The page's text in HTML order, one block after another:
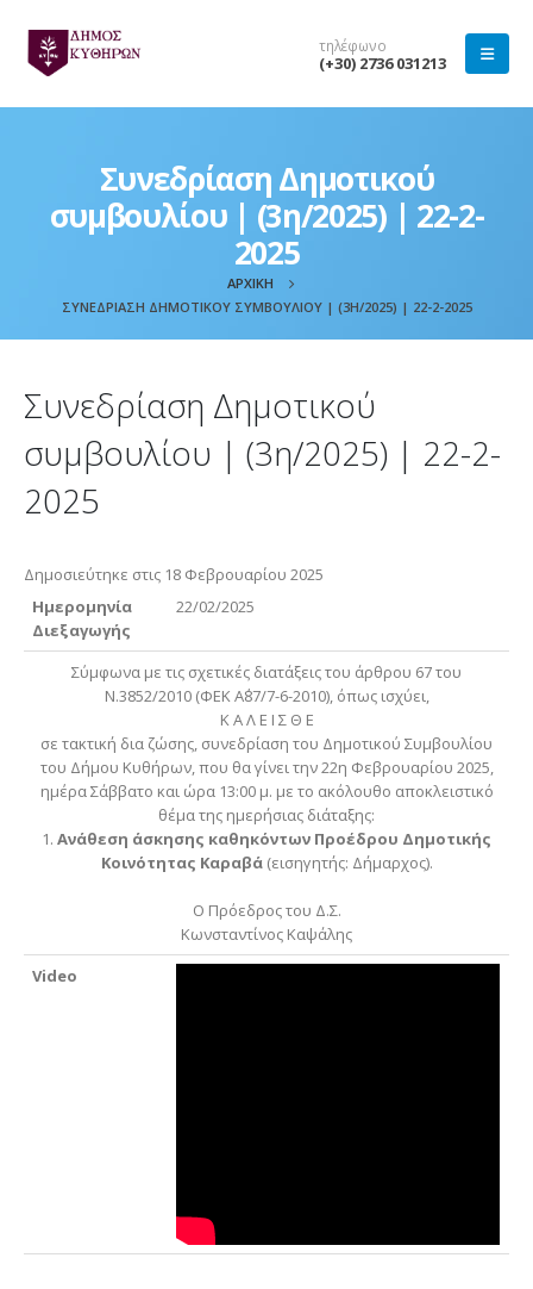
τηλέφωνο
(+30) 2736 031213
Συνεδρίαση Δημοτικού
συμβουλίου | (3η/2025) | 22-2-
2025
ΑΡΧΙΚΉ
ΣΥΝΕΔΡΊΑΣΗ ΔΗΜΟΤΙΚΟΎ ΣΥΜΒΟΥΛΊΟΥ | (3Η/2025) | 22-2-2025
Συνεδρίαση Δημοτικού
συμβουλίου | (3η/2025) | 22-2-
2025
Δημοσιεύτηκε στις 18 Φεβρουαρίου 2025
Ημερομηνία
Διεξαγωγής
22/02/2025
Σύμφωνα με τις σχετικές διατάξεις του άρθρου 67 του
Ν.3852/2010 (ΦΕΚ Α΄87/7-6-2010), όπως ισχύει,
Κ Α Λ Ε Ι Σ Θ Ε
σε τακτική δια ζώσης, συνεδρίαση του Δημοτικού Συμβουλίου
του Δήμου Κυθήρων, που θα γίνει την 22η Φεβρουαρίου 2025,
ημέρα Σάββατο και ώρα 13:00 μ. με το ακόλουθο αποκλειστικό
θέμα της ημερήσιας διάταξης:
1. Ανάθεση άσκησης καθηκόντων Προέδρου Δημοτικής
Κοινότητας Καραβά(εισηγητής: Δήμαρχος).
Ο Πρόεδρος του Δ.Σ.
Κωνσταντίνος Καψάλης
Video